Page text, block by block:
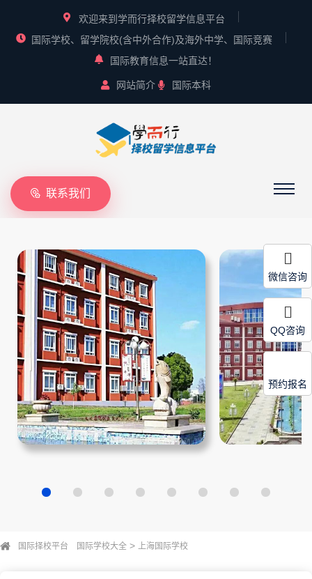
欢迎来到学而行择校留学信息平台
国际学校、留学院校(含中外合作)及海外中学、国际竞赛
国际教育信息一站直达！
网站简介 国际本科
联系我们
国际择校平台 国际学校大全 > 上海国际学校
微信咨询
QQ咨询
预约报名